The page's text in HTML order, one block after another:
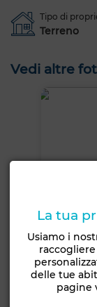
Tipo di
Terreno
Vedi altre
La tua
Usiamo i
delle tue
pagine